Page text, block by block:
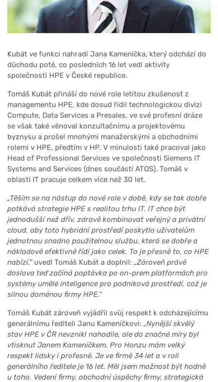
Kubát ve funkci nahradí Jana Kameníčka, který odchází do
důchodu poté, co posledních 16 let vedl aktivity
společnosti HPE v České republice.
Tomáš Kubát přináší do nové role letitou zkušenost z
managementu HPE, kde dosud řídil technologickou divizi
Compute, Data Services a Presales, ve své profesní dráze
se však také věnoval konzultačnímu a projektovému
byznysu a prošel mnohými manažerskými a obchodními
rolemi v HPE, předtím v HP. V minulosti také pracoval jako
Head of Professional Services ve společnosti Siemens IT
Systems and Services (dnes součástí ATOS). Tomáš v
oblasti IT pracuje celkem více než 30 let.
„Těším se na nástup do nové role v době, kdy se tak dobře
potkává strategie HPE s realitou trhu IT. IT chce být
jednodušší než dřív, zdravě kombinovat veřejný a privátní
cloud, aby toto hybridní prostředí poskytlo uživatelům
jednotnou snadno použitelnou službu, která se dobře a
nákladově efektivně řídí jako celek. To je přesně to, co HPE
nabízí,“uvedl Tomáš Kubát a doplnil: „Zároveň právě
doslova teď začíná poptávka po on-prem platformách pro
systémy umělé inteligence pro podniková prostředí, což je
silnou doménou firmy HPE.“
Tomáš Kubát zároveň vyjádřil svůj respekt k odcházejícímu
generálnímu řediteli Janu Kameníčkovi: „Nynější skvělý
stav HPE v ČR nevznikl nahodile, ale do značné míry byl
vtisknut Janem Kameníčkem. Pro Honzu mám velký
respekt lidsky i profesně. Je ve firmě 34 let a v roli
generálního ředitele je 16 let. Měl jsem možnost být hodně
u toho. Vedení firmy, obchodní úspěchy firmy, strategická